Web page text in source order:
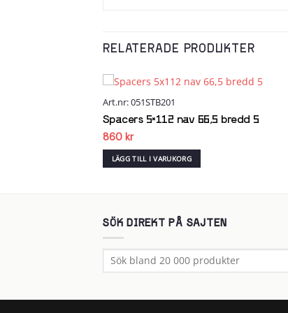
RELATERADE PRODUKTER
wishlist
Art.nr: 051STB201
Spacers 5×112 nav 66,5 bredd 5
860 kr
LÄGG TILL I VARUKORG
SÖK DIREKT PÅ SAJTEN
Sök